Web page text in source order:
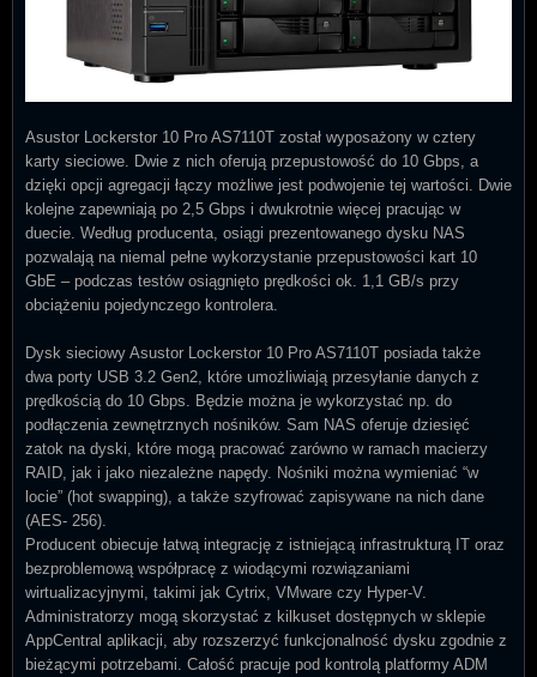
Asustor Lockerstor 10 Pro AS7110T został wyposażony w cztery
karty sieciowe. Dwie z nich oferują przepustowość do 10 Gbps, a
dzięki opcji agregacji łączy możliwe jest podwojenie tej wartości. Dwie
kolejne zapewniają po 2,5 Gbps i dwukrotnie więcej pracując w
duecie. Według producenta, osiągi prezentowanego dysku NAS
pozwalają na niemal pełne wykorzystanie przepustowości kart 10
GbE – podczas testów osiągnięto prędkości ok. 1,1 GB/s przy
obciążeniu pojedynczego kontrolera.
Dysk sieciowy Asustor Lockerstor 10 Pro AS7110T posiada także
dwa porty USB 3.2 Gen2, które umożliwiają przesyłanie danych z
prędkością do 10 Gbps. Będzie można je wykorzystać np. do
podłączenia zewnętrznych nośników. Sam NAS oferuje dziesięć
zatok na dyski, które mogą pracować zarówno w ramach macierzy
RAID, jak i jako niezależne napędy. Nośniki można wymieniać “w
locie” (hot swapping), a także szyfrować zapisywane na nich dane
(AES- 256).
Producent obiecuje łatwą integrację z istniejącą infrastrukturą IT oraz
bezproblemową współpracę z wiodącymi rozwiązaniami
wirtualizacyjnymi, takimi jak Cytrix, VMware czy Hyper-V.
Administratorzy mogą skorzystać z kilkuset dostępnych w sklepie
AppCentral aplikacji, aby rozszerzyć funkcjonalność dysku zgodnie z
bieżącymi potrzebami. Całość pracuje pod kontrolą platformy ADM